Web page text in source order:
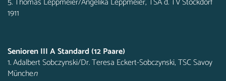
1911
Senioren III A Standard (12 Paare)
1. Adalbert Sobczynski/Dr. Teresa Eckert-Sobczynski, TSC Savoy
München